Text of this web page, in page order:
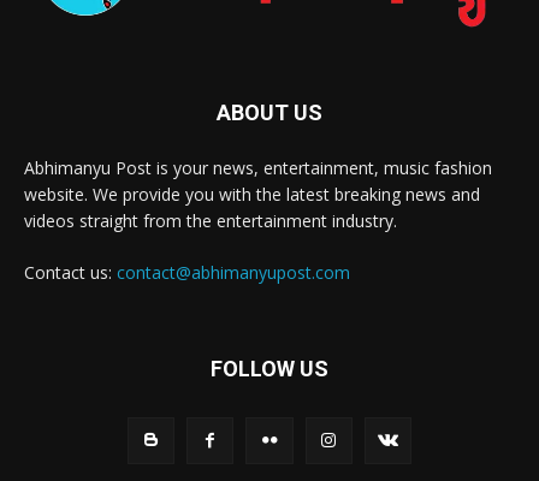
ABOUT US
Abhimanyu Post is your news, entertainment, music fashion
website. We provide you with the latest breaking news and
videos straight from the entertainment industry.
Contact us: contact@abhimanyupost.com
FOLLOW US